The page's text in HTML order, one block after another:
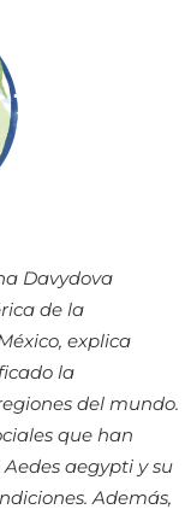
Davydova
de la
explica
la
del mundo.
que han
aegypti y su
Además,